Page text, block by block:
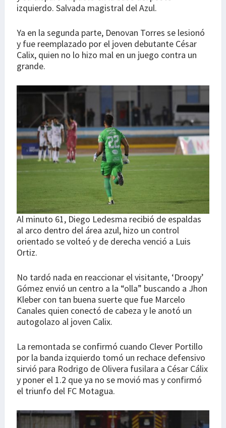
izquierdo. Salvada magistral del Azul.
Ya en la segunda parte, Denovan Torres se lesionó
y fue reemplazado por el joven debutante César
Calix, quien no lo hizo mal en un juego contra un
grande.
Al minuto 61, Diego Ledesma recibió de espaldas
al arco dentro del área azul, hizo un control
orientado se volteó y de derecha venció a Luis
Ortiz.
No tardó nada en reaccionar el visitante, ‘Droopy’
Gómez envió un centro a la “olla” buscando a Jhon
Kleber con tan buena suerte que fue Marcelo
Canales quien conectó de cabeza y le anotó un
autogolazo al joven Calix.
La remontada se confirmó cuando Clever Portillo
por la banda izquierdo tomó un rechace defensivo
sirvió para Rodrigo de Olivera fusilara a César Cálix
y poner el 1.2 que ya no se movió mas y confirmó
el triunfo del FC Motagua.